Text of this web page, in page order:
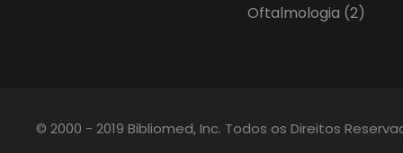
Oftalmologia (2)
© 2000 - 2019 Bibliomed, Inc. Todos os Direitos